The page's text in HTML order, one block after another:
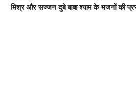
मिश्र और सज्जन दुबे बाबा श्याम के भजनों की